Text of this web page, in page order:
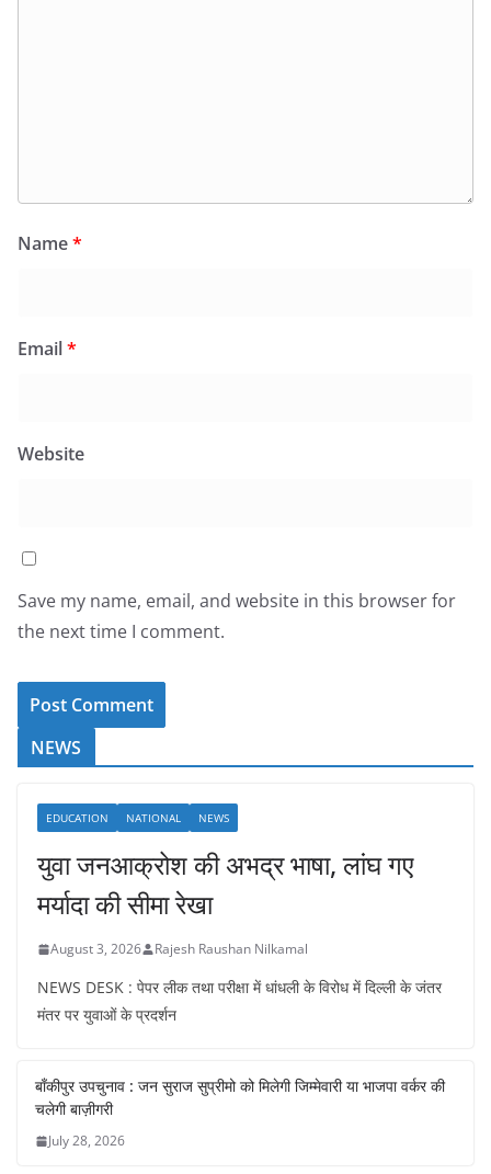
Name*
Email*
Website
Save my name, email, and website in this browser for
the next time I comment.
NEWS
EDUCATION NATIONAL NEWS
युवा जनआक्रोश की अभद्र भाषा, लांघ गए
मर्यादा की सीमा रेखा
August 3, 2026 Rajesh Raushan Nilkamal
NEWS DESK : पेपर लीक तथा परीक्षा में धांधली के विरोध में दिल्ली के जंतर
मंतर पर युवाओं के प्रदर्शन
बाँकीपुर उपचुनाव : जन सुराज सुप्रीमो को मिलेगी जिम्मेवारी या भाजपा वर्कर की
चलेगी बाज़ीगरी
July 28, 2026